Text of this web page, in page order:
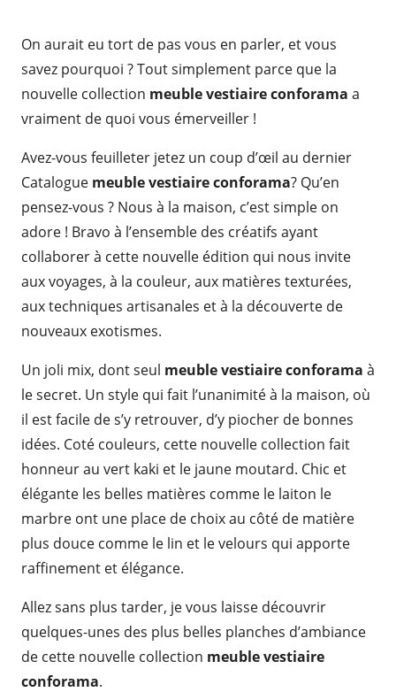
On aurait eu tort de pas vous en parler, et vous
savez pourquoi ? Tout simplement parce que la
nouvelle collection meuble vestiaire conforama a
vraiment de quoi vous émerveiller !
Avez-vous feuilleter jetez un coup d’œil au dernier
Catalogue meuble vestiaire conforama? Qu’en
pensez-vous ? Nous à la maison, c’est simple on
adore ! Bravo à l’ensemble des créatifs ayant
collaborer à cette nouvelle édition qui nous invite
aux voyages, à la couleur, aux matières texturées,
aux techniques artisanales et à la découverte de
nouveaux exotismes.
Un joli mix, dont seul meuble vestiaire conforama à
le secret. Un style qui fait l’unanimité à la maison, où
il est facile de s’y retrouver, d’y piocher de bonnes
idées. Coté couleurs, cette nouvelle collection fait
honneur au vert kaki et le jaune moutard. Chic et
élégante les belles matières comme le laiton le
marbre ont une place de choix au côté de matière
plus douce comme le lin et le velours qui apporte
raffinement et élégance.
Allez sans plus tarder, je vous laisse découvrir
quelques-unes des plus belles planches d’ambiance
de cette nouvelle collection meuble vestiaire
conforama.